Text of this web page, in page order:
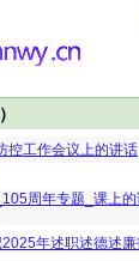
控工作会议上的讲话
周年专题_课上的
年述职述德述